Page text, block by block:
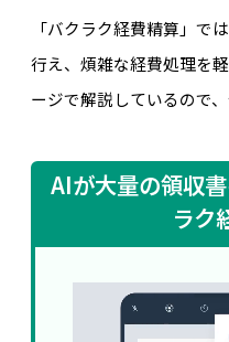
「バクラク経費精算」で
行え、煩雑な経費処理を
ージで解説しているので
AIが大量の領収
ラク